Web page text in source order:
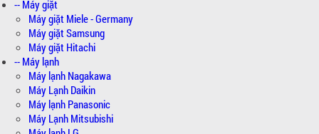
-- Máy giặt
Máy giặt Miele - Germany
Máy giặt Samsung
Máy giặt Hitachi
-- Máy lạnh
Máy lạnh Nagakawa
Máy Lạnh Daikin
Máy lạnh Panasonic
Máy Lạnh Mitsubishi